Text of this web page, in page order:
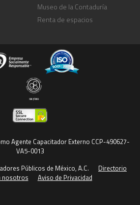
Museo de la Contaduría
Renta de espacios
Agente Capacitador Externo CCP-490627-
VA5-0013
Públicos de México, A.C.
Directorio
nosotros
Aviso de Privacidad